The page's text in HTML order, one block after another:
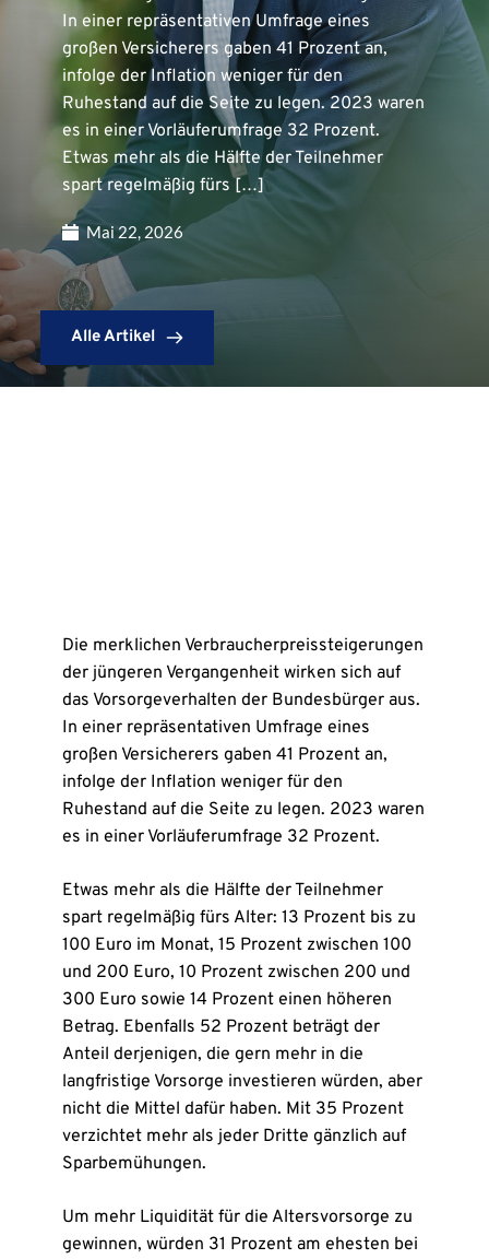
In einer repräsentativen Umfrage eines
großen Versicherers gaben 41 Prozent an,
infolge der Inflation weniger für den
Ruhestand auf die Seite zu legen. 2023 waren
es in einer Vorläuferumfrage 32 Prozent.
Etwas mehr als die Hälfte der Teilnehmer
spart regelmäßig fürs […]
Mai 22, 2026
Alle Artikel
Die merklichen Verbraucherpreissteigerungen
der jüngeren Vergangenheit wirken sich auf
das Vorsorgeverhalten der Bundesbürger aus.
In einer repräsentativen Umfrage eines
großen Versicherers gaben 41 Prozent an,
infolge der Inflation weniger für den
Ruhestand auf die Seite zu legen. 2023 waren
es in einer Vorläuferumfrage 32 Prozent.
Etwas mehr als die Hälfte der Teilnehmer
spart regelmäßig fürs Alter: 13 Prozent bis zu
100 Euro im Monat, 15 Prozent zwischen 100
und 200 Euro, 10 Prozent zwischen 200 und
300 Euro sowie 14 Prozent einen höheren
Betrag. Ebenfalls 52 Prozent beträgt der
Anteil derjenigen, die gern mehr in die
langfristige Vorsorge investieren würden, aber
nicht die Mittel dafür haben. Mit 35 Prozent
verzichtet mehr als jeder Dritte gänzlich auf
Sparbemühungen.
Um mehr Liquidität für die Altersvorsorge zu
gewinnen, würden 31 Prozent am ehesten bei